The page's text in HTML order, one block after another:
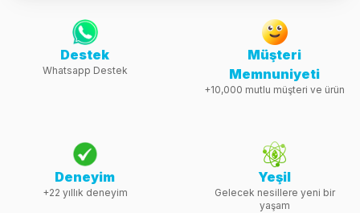
Destek
Whatsapp Destek
Müşteri
Memnuniyeti
+10,000 mutlu müşteri ve ürün
Deneyim
+22 yıllık deneyim
Yeşil
Gelecek nesillere yeni bir
yaşam